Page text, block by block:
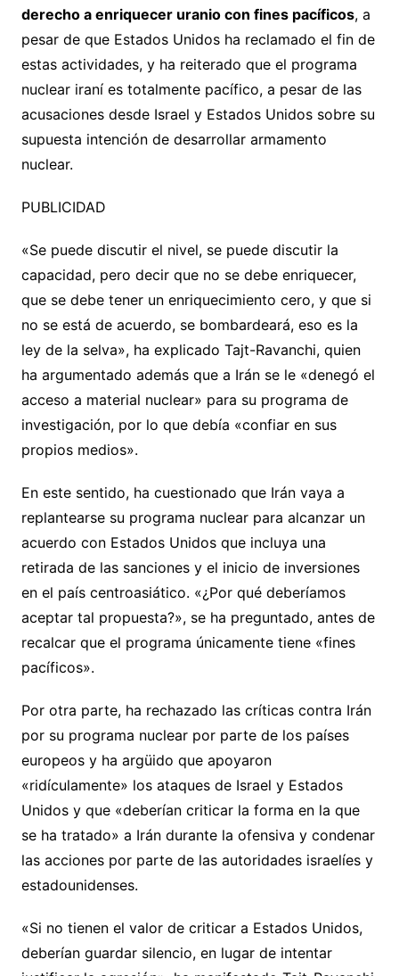
derecho a enriquecer uranio con fines pacíficos, a
pesar de que Estados Unidos ha reclamado el fin de
estas actividades, y ha reiterado que el programa
nuclear iraní es totalmente pacífico, a pesar de las
acusaciones desde Israel y Estados Unidos sobre su
supuesta intención de desarrollar armamento
nuclear.
PUBLICIDAD
«Se puede discutir el nivel, se puede discutir la
capacidad, pero decir que no se debe enriquecer,
que se debe tener un enriquecimiento cero, y que si
no se está de acuerdo, se bombardeará, eso es la
ley de la selva», ha explicado Tajt-Ravanchi, quien
ha argumentado además que a Irán se le «denegó el
acceso a material nuclear» para su programa de
investigación, por lo que debía «confiar en sus
propios medios».
En este sentido, ha cuestionado que Irán vaya a
replantearse su programa nuclear para alcanzar un
acuerdo con Estados Unidos que incluya una
retirada de las sanciones y el inicio de inversiones
en el país centroasiático. «¿Por qué deberíamos
aceptar tal propuesta?», se ha preguntado, antes de
recalcar que el programa únicamente tiene «fines
pacíficos».
Por otra parte, ha rechazado las críticas contra Irán
por su programa nuclear por parte de los países
europeos y ha argüido que apoyaron
«ridículamente» los ataques de Israel y Estados
Unidos y que «deberían criticar la forma en la que
se ha tratado» a Irán durante la ofensiva y condenar
las acciones por parte de las autoridades israelíes y
estadounidenses.
«Si no tienen el valor de criticar a Estados Unidos,
deberían guardar silencio, en lugar de intentar